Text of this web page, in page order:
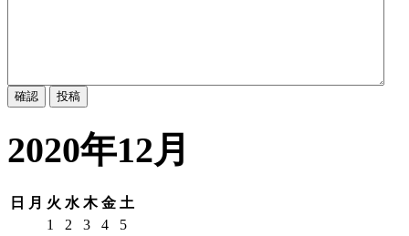
2020年12月
日 月 火 水 木 金 土
1
2 3 4
5